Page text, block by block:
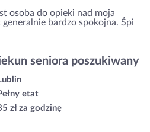
osoba do opieki nad moja
bardzo spokojna. Śpi
seniora poszukiwany
etat
zł za godzinę